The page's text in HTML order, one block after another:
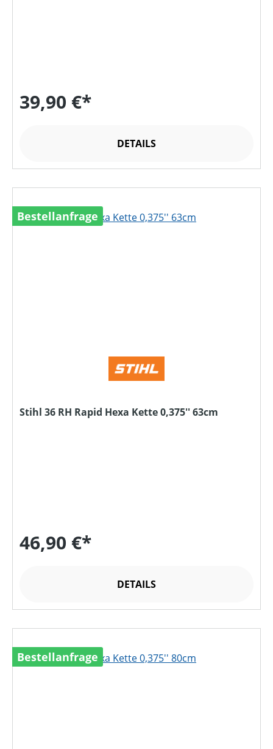
39,90 €*
DETAILS
Bestellanfrage
Stihl 36 RH Rapid Hexa Kette 0,375'' 63cm
46,90 €*
DETAILS
Bestellanfrage